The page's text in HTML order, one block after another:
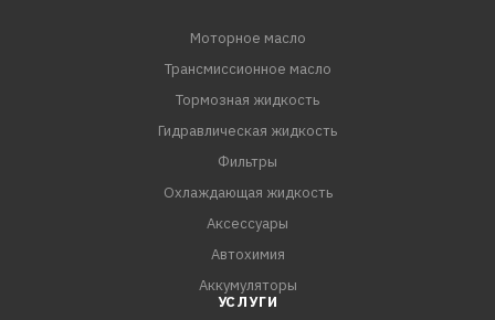
Моторное масло
Трансмиссионное масло
Тормозная жидкость
Гидравлическая жидкость
Фильтры
Охлаждающая жидкость
Аксессуары
Автохимия
Аккумуляторы
УСЛУГИ